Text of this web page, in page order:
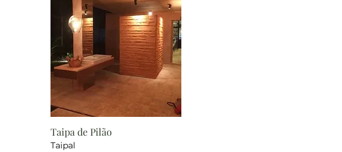
Taipa de Pilão
Taipal